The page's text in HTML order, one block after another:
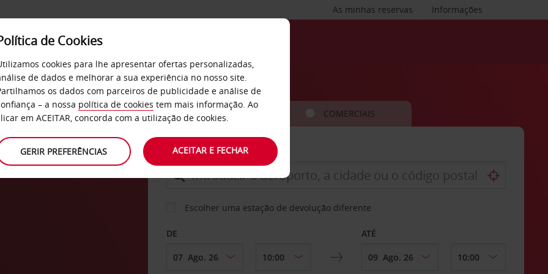
Informações
As minhas reservas
SERVIÇOS EMPRESAS
CARRO COMERCIAIS
LEVANTAR EM
Escolher uma estação de devolução diferente
DE ATÉ
de Cookies
cookies para lhe apresentar ofertas personalizadas,
de dados e melhorar a sua experiência no nosso site.
os dados com parceiros de publicidade e análise de
– a nossa política de cookies tem mais informação. Ao
em ACEITAR, concorda com a utilização de cookies.
GERIR PREFERÊNCIAS ACEITAR E FECHAR